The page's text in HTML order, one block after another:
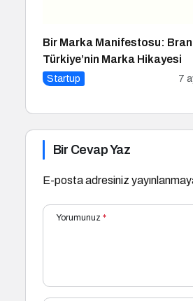
Bir Marka Manifestosu:
Türkiye’nin Marka Hikayesi
Startup 7
Bir Cevap Yaz
E-posta adresiniz
Yorumunuz *